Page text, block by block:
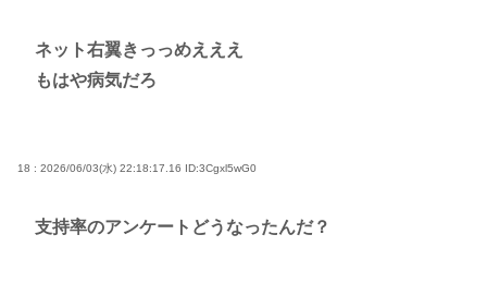
ネット右翼きっっめえええ
もはや病気だろ
18 : 2026/06/03(水) 22:18:17.16 ID:3Cgxl5wG0
支持率のアンケートどうなったんだ？